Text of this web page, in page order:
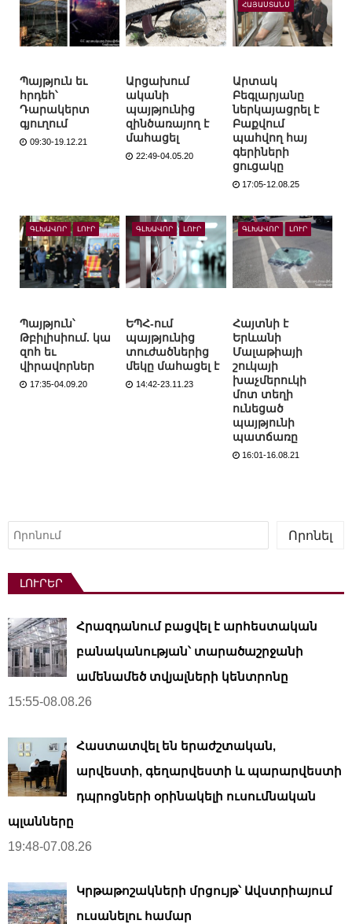
Պայթյուն եւ
հրդեհ՝
Դարակերտ
գյուղում
09:30-19.12.21
Արցախում
ականի
պայթյունից
զինծառայող է
մահացել
22:49-04.05.20
ՀԱՅԱՍՏԱՆՍ
Արտակ
Բեգլարյանը
ներկայացրել է
Բաքվում
պահվող հայ
գերիների
ցուցակը
17:05-12.08.25
ԳԼԽԱՎՈՐ ԼՈՒՐ
Պայթյուն՝
Թբիլիսիում. կա
զոհ եւ
վիրավորներ
17:35-04.09.20
ԳԼԽԱՎՈՐ ԼՈՒՐ
ԵՊՀ-ում
պայթյունից
տուժածներից
մեկը մահացել է
14:42-23.11.23
ԳԼԽԱՎՈՐ ԼՈՒՐ
Հայտնի է
Երևանի
Մալաթիայի
շուկայի
խաչմերուկի
մոտ տեղի
ունեցած
պայթյունի
պատճառը
16:01-16.08.21
Որոնել
Որոնել
ԼՈՒՐԵՐ
Հրազդանում բացվել է արհեստական ​​
բանականության՝ տարածաշրջանի
ամենամեծ տվյալների կենտրոնը
15:55-08.08.26
Հաստատվել են երաժշտական,
արվեստի, գեղարվեստի և պարարվեստի
դպրոցների օրինակելի ուսումնական
պլանները
19:48-07.08.26
Կրթաթոշակների մրցույթ՝ Ավստրիայում
ուսանելու համար